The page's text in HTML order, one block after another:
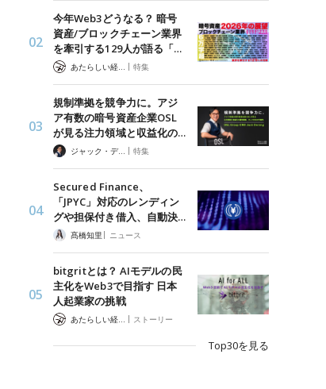
今年Web3どうなる？ 暗号
資産/ブロックチェーン業界
を牽引する129人が語る「…
| 特集
規制準拠を競争力に。アジ
ア有数の暗号資産企業OSL
が見る注力領域と収益化の…
ジャック・デロン（Jack Derong） | 特集
Secured Finance、
「JPYC」対応のレンディン
グや担保付き借入、自動決…
髙橋知里 | ニュース
bitgritとは？ AIモデルの民
主化をWeb3で目指す 日本
人起業家の挑戦
| ストーリー
Top30を見る